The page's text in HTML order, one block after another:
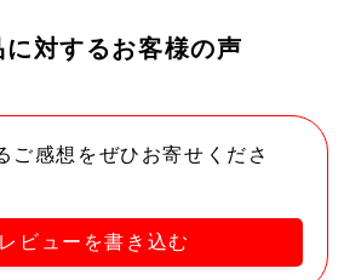
に対するお客様の声
ご感想をぜひお寄せくださ
ビューを書き込む